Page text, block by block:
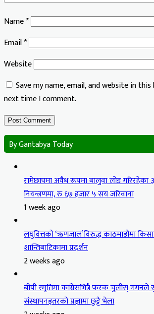
Name*
Email*
Website
Save my name, email, and website in
next time I comment.
By Gantabya Today
रामेछापमा अवैध रूपमा बालुवा लोड गरिरहेका
नियन्त्रणमा, रु ६७ हजार ५ सय जरिवाना
1 week ago
लघुवित्तको ‘ऋणजाल’विरुद्ध काठमाडौंमा
शान्तिबाटिकामा प्रदर्शन
2 weeks ago
बीपी स्मृतिमा कांग्रेसभित्रै फरक चुलीस् गगनले
संस्थापनइतरको प्रज्ञामा छुट्टै भेला